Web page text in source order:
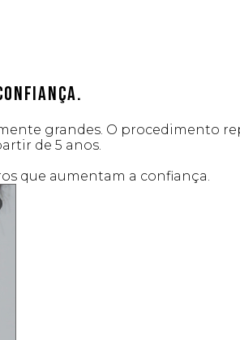
grandes. O procedimento
de 5 anos.
que aumentam a confiança.